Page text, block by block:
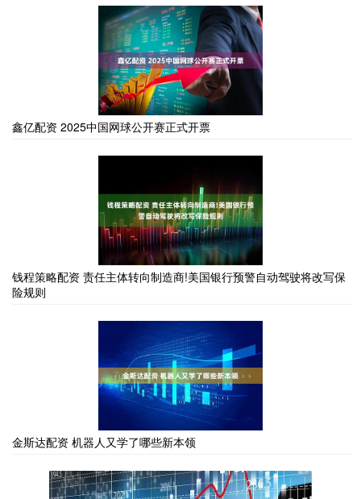
鑫亿配资 2025中国网球公开赛正式开票
钱程策略配资 责任主体转向制造商!美国银行预警自动驾驶将改写保
险规则
金斯达配资 机器人又学了哪些新本领